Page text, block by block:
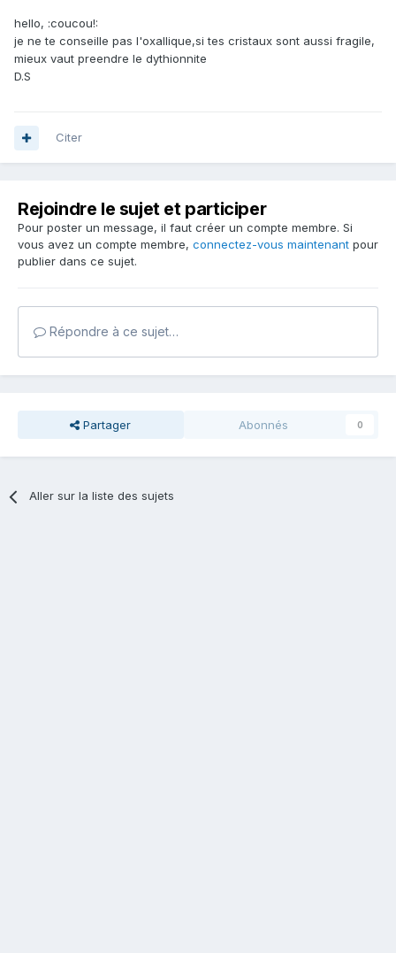
hello, :coucou!:
je ne te conseille pas l'oxallique,si tes cristaux sont aussi fragile,
mieux vaut preendre le dythionnite
D.S
Citer
Rejoindre le sujet et participer
Pour poster un message, il faut créer un compte membre. Si
vous avez un compte membre, connectez-vous maintenant pour
publier dans ce sujet.
Répondre à ce sujet…
Partager Abonnés 0
Aller sur la liste des sujets